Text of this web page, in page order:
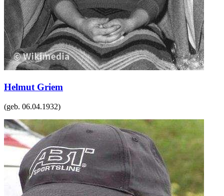
Helmut Griem
(geb. 06.04.1932)